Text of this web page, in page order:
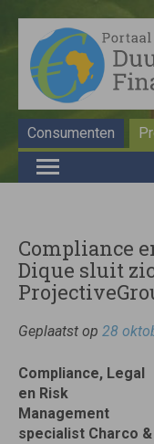
Consumenten
Compliance
Dique sluit
Geplaatst op 28
Compliance, Legal
en Risk
Management
specialist Charco &